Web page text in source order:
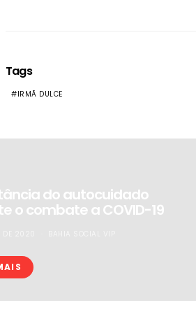
Tags
IRMÃ DULCE
do autocuidado
o combate a COVID-19